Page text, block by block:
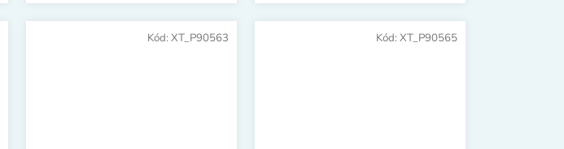
Kód: XT_P90563 Kód: XT_P90565